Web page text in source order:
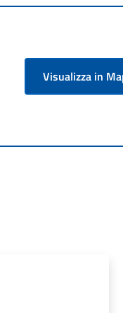
Visualizza in